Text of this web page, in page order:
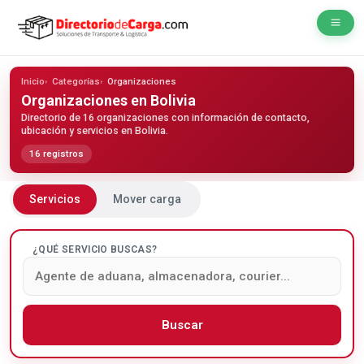
Inicio Categorías Organizaciones
Organizaciones en Bolivia
Directorio de 16 organizaciones con información de contacto,
ubicación y servicios en Bolivia.
16 registros
Servicios Mover carga
¿QUÉ SERVICIO BUSCAS?
Buscar